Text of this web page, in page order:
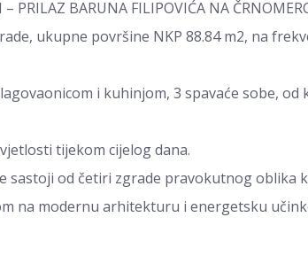
PRILAZ BARUNA FILIPOVIĆA NA
ukupne površine NKP 88.84 m2, na
i kuhinjom, 3 spavaće sobe,
tijekom cijelog dana.
sastoji od četiri zgrade pravokutnog oblika
na modernu arhitekturu i energetsku